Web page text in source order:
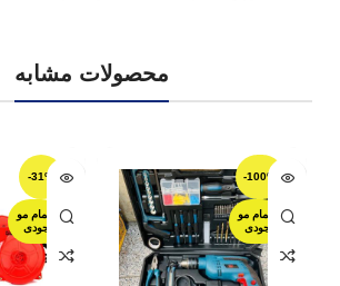
محصولات مشابه
-100%
اتمام مو
جودی
-31%
اتمام مو
جودی